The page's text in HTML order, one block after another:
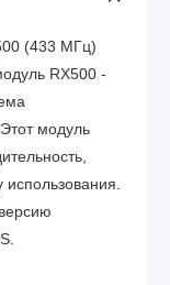
(433 МГц)
RX500 -
модуль
использования.